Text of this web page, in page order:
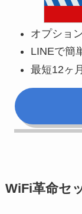
オプショ
LINEで簡
最短12ヶ
WiFi革命セ